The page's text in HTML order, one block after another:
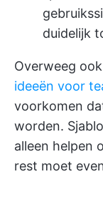
duidelijk
Overweeg
ideeën voor
voorkomen
worden.
alleen helpen
rest moet